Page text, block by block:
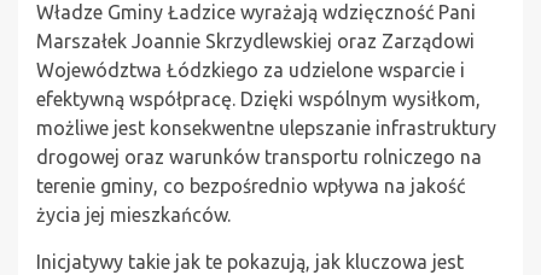
Władze Gminy Ładzice wyrażają wdzięczność Pani
Marszałek Joannie Skrzydlewskiej oraz Zarządowi
Województwa Łódzkiego za udzielone wsparcie i
efektywną współpracę. Dzięki wspólnym wysiłkom,
możliwe jest konsekwentne ulepszanie infrastruktury
drogowej oraz warunków transportu rolniczego na
terenie gminy, co bezpośrednio wpływa na jakość
życia jej mieszkańców.
Inicjatywy takie jak te pokazują, jak kluczowa jest